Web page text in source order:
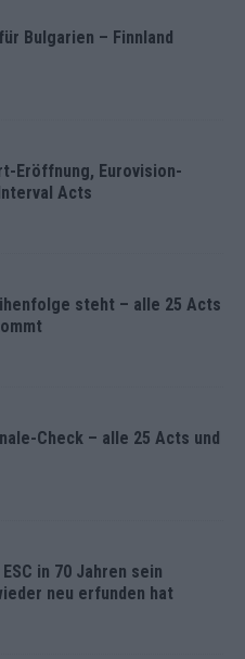
Bulgarien – Finnland
Eröffnung, Eurovision-
Acts
steht – alle 25 Acts
Check – alle 25 Acts und
in 70 Jahren sein
neu erfunden hat